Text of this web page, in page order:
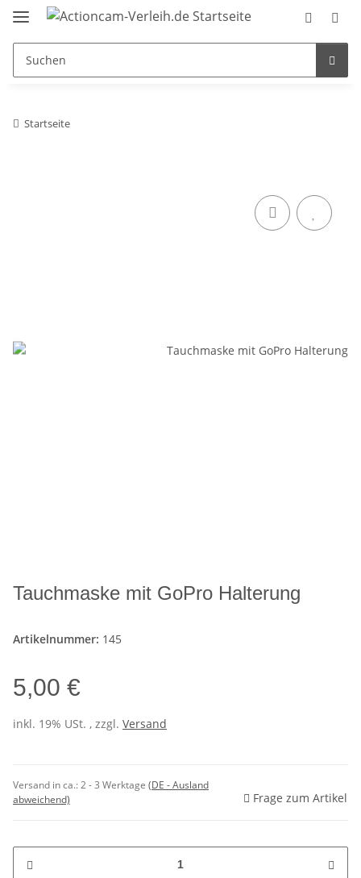
Startseite
Tauchmaske mit GoPro Halterung
Artikelnummer: 145
5,00 €
inkl. 19% USt. , zzgl. Versand
Versand in ca.:2 - 3 Werktage (DE - Ausland
abweichend)
Frage zum Artikel